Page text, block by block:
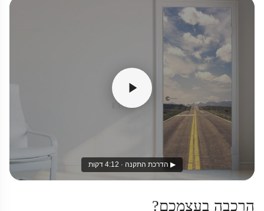
▶ הדרכת התקנה · 4:12 דקות
הרכבה בעצמכם?